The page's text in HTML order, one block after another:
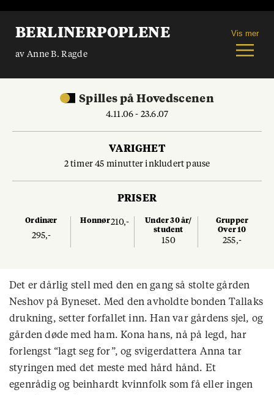
BERLINERPOPLENE
av Anne B. Ragde
Vis mer
Spilles på Hovedscenen
4.11.06 - 23.6.07
VARIGHET
2 timer 45 minutter inkludert pause
PRISER
Ordinær
295,-
Honnør210,-
Under 30 år/
student
150
Grupper
Over 10
255,-
Det er dårlig stell med den en gang så stolte gården
Neshov på Byneset. Med den avholdte bonden Tallaks
drukning, setter forfallet inn. Han var gårdens sjel, og
gården døde med ham. Kona hans, nå på legd, har
forlengst “lagt seg for”, og svigerdattera Anna tar
styringen med det meste med hård hånd. Et
egenrådig og beinhardt kvinnfolk som få eller ingen